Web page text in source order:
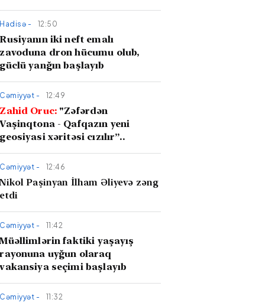
Hadisə - 12:50
Rusiyanın iki neft emalı
zavoduna dron hücumu olub,
güclü yanğın başlayıb
Cəmiyyət - 12:49
Zahid Oruc: "Zəfərdən
Vaşinqtona - Qafqazın yeni
geosiyasi xəritəsi cızılır”..
Cəmiyyət - 12:46
Nikol Paşinyan İlham Əliyevə zəng
etdi
Cəmiyyət - 11:42
Müəllimlərin faktiki yaşayış
rayonuna uyğun olaraq
vakansiya seçimi başlayıb
Cəmiyyət - 11:32